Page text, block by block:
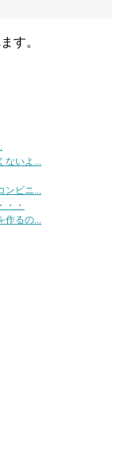
す。
いよ...
ンビニ...
・・
作るの...